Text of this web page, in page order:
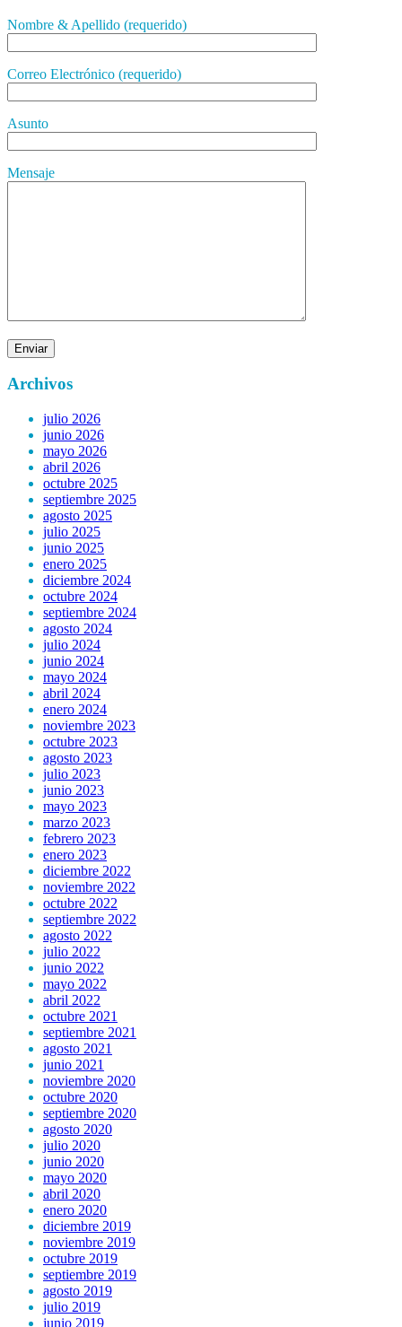
Nombre & Apellido (requerido)
Correo Electrónico (requerido)
Asunto
Mensaje
Archivos
julio 2026
junio 2026
mayo 2026
abril 2026
octubre 2025
septiembre 2025
agosto 2025
julio 2025
junio 2025
enero 2025
diciembre 2024
octubre 2024
septiembre 2024
agosto 2024
julio 2024
junio 2024
mayo 2024
abril 2024
enero 2024
noviembre 2023
octubre 2023
agosto 2023
julio 2023
junio 2023
mayo 2023
marzo 2023
febrero 2023
enero 2023
diciembre 2022
noviembre 2022
octubre 2022
septiembre 2022
agosto 2022
julio 2022
junio 2022
mayo 2022
abril 2022
octubre 2021
septiembre 2021
agosto 2021
junio 2021
noviembre 2020
octubre 2020
septiembre 2020
agosto 2020
julio 2020
junio 2020
mayo 2020
abril 2020
enero 2020
diciembre 2019
noviembre 2019
octubre 2019
septiembre 2019
agosto 2019
julio 2019
junio 2019